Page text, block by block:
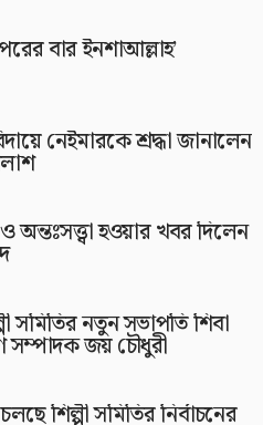
বার ইনশাআল্লাহ’
নেইমারকে শ্রদ্ধা জানালেন
ও অন্তঃসত্ত্বা হওয়ার খবর দিলেন
সমিতির নতুন সভাপতি শিবা
সম্পাদক জয় চৌধুরী
শিল্পী সমিতির নির্বাচনের